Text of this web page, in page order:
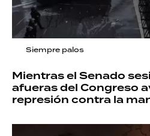
Siempre palos
Mientras el Senado
afueras del Congreso
represión contra la